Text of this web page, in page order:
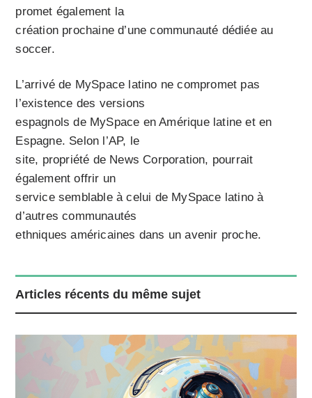
promet également la
création prochaine d’une communauté dédiée au
soccer.
L’arrivé de MySpace latino ne compromet pas
l’existence des versions
espagnols de MySpace en Amérique latine et en
Espagne. Selon l’AP, le
site, propriété de News Corporation, pourrait
également offrir un
service semblable à celui de MySpace latino à
d’autres communautés
ethniques américaines dans un avenir proche.
Articles récents du même sujet